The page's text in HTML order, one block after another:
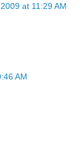
at 11:29 AM
AM